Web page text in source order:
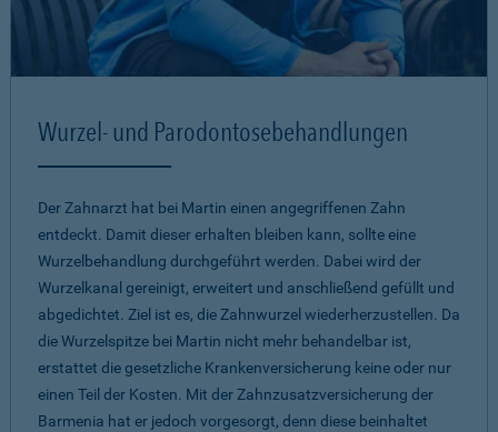
Wurzel- und Parodontosebehandlungen
Der Zahnarzt hat bei Martin einen angegriffenen Zahn
entdeckt. Damit dieser erhalten bleiben kann, sollte eine
Wurzelbehandlung durchgeführt werden. Dabei wird der
Wurzelkanal gereinigt, erweitert und anschließend gefüllt und
abgedichtet. Ziel ist es, die Zahnwurzel wiederherzustellen. Da
die Wurzelspitze bei Martin nicht mehr behandelbar ist,
erstattet die gesetzliche Krankenversicherung keine oder nur
einen Teil der Kosten. Mit der Zahnzusatzversicherung der
Barmenia hat er jedoch vorgesorgt, denn diese beinhaltet